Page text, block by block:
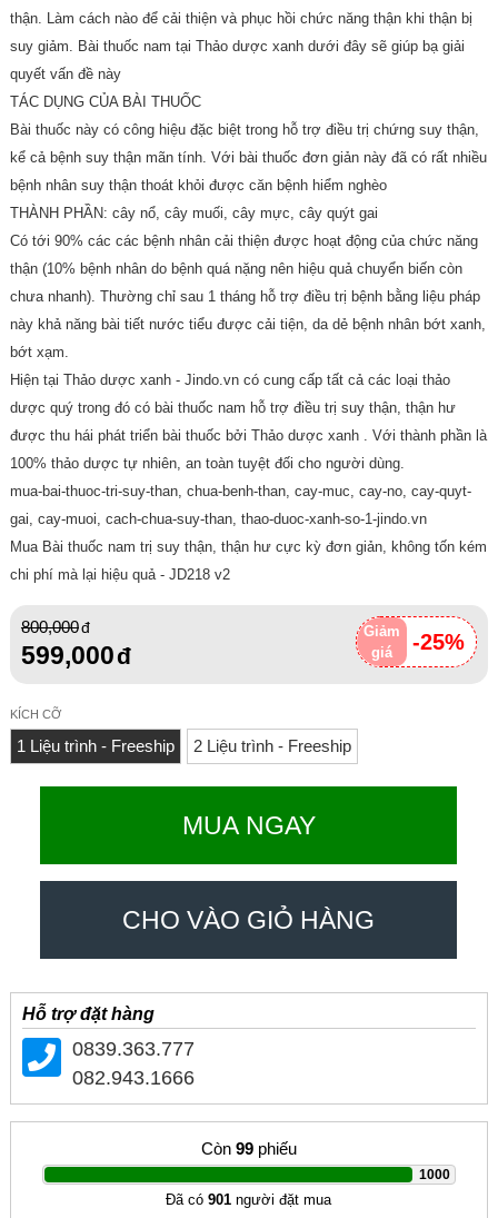
thận. Làm cách nào để cải thiện và phục hồi chức năng thận khi thận bị
suy giảm. Bài thuốc nam tại Thảo dược xanh dưới đây sẽ giúp bạ giải
quyết vấn đề này
TÁC DỤNG CỦA BÀI THUỐC
Bài thuốc này có công hiệu đặc biệt trong hỗ trợ điều trị chứng suy thận,
kể cả bệnh suy thận mãn tính. Với bài thuốc đơn giản này đã có rất nhiều
bệnh nhân suy thận thoát khỏi được căn bệnh hiểm nghèo
THÀNH PHẦN: cây nổ, cây muối, cây mực, cây quýt gai
Có tới 90% các các bệnh nhân cải thiện được hoạt động của chức năng
thận (10% bệnh nhân do bệnh quá nặng nên hiệu quả chuyển biến còn
chưa nhanh). Thường chỉ sau 1 tháng hỗ trợ điều trị bệnh bằng liệu pháp
này khả năng bài tiết nước tiểu được cải tiện, da dẻ bệnh nhân bớt xanh,
bớt xạm.
Hiện tại Thảo dược xanh - Jindo.vn có cung cấp tất cả các loại thảo
dược quý trong đó có bài thuốc nam hỗ trợ điều trị suy thận, thận hư
được thu hái phát triển bài thuốc bởi Thảo dược xanh . Với thành phần là
100% thảo dược tự nhiên, an toàn tuyệt đối cho người dùng.
mua-bai-thuoc-tri-suy-than, chua-benh-than, cay-muc, cay-no, cay-quyt-
gai, cay-muoi, cach-chua-suy-than, thao-duoc-xanh-so-1-jindo.vn
Mua Bài thuốc nam trị suy thận, thận hư cực kỳ đơn giản, không tốn kém
chi phí mà lại hiệu quả - JD218 v2
Giảm
giá
-25%
800,000
599,000
KÍCH CỠ
1 Liệu trình - Freeship 2 Liệu trình - Freeship
MUA NGAY
CHO VÀO GIỎ HÀNG
Hỗ trợ đặt hàng
0839.363.777
082.943.1666
Còn 99phiếu
1000
|
Đã có901 người đặt mua